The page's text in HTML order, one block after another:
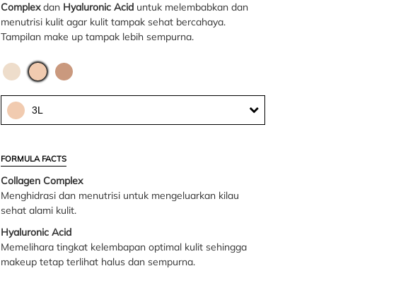
Complexdan Hyaluronic Aciduntuk melembabkan dan
menutrisi kulit agar kulit tampak sehat bercahaya.
Tampilan make up tampak lebih sempurna.
3L
FORMULA FACTS
Collagen Complex
Menghidrasi dan menutrisi untuk mengeluarkan kilau
sehat alami kulit.
Hyaluronic Acid
Memelihara tingkat kelembapan optimal kulit sehingga
makeup tetap terlihat halus dan sempurna.